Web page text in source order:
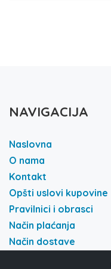
NAVIGACIJA
Naslovna
O nama
Kontakt
Opšti uslovi kupovine
Pravilnici i obrasci
Način plaćanja
Način dostave